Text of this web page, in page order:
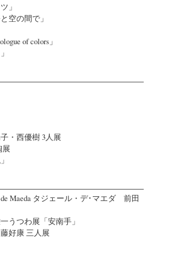
」
空の間で」
of colors」
・西優樹 3人展
展
de Maeda タジェール・デ･マエダ 前田
うつわ展「安南手」
好康 三人展